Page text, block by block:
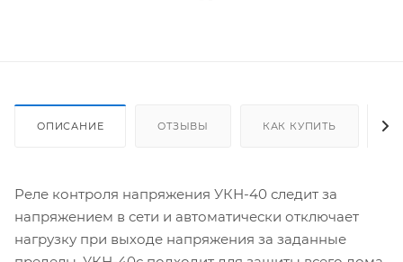
ОПИСАНИЕ ОТЗЫВЫ КАК КУПИТЬ
Реле контроля напряжения УКН-40 следит за
напряжением в сети и автоматически отключает
нагрузку при выходе напряжения за заданные